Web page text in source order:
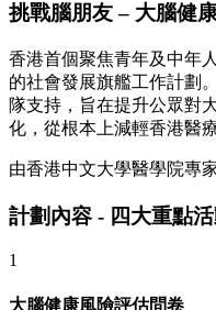
挑戰腦朋友 – 大腦健
香港首個聚焦青年及中年
的社會發展旗艦工作計劃
隊支持，旨在提升公眾對
化，從根本上減輕香港醫
由香港中文大學醫學院專
計劃內容 - 四大重點
1
大腦健康風險評估問卷